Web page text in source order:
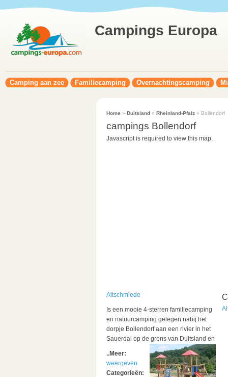
Campings Europa
Camping aan zee Familiecamping Overnachtingscamping
Home » Duitsland» Rheinland-Pfalz» Bollendorf
campings Bollendorf
Javascript is required to view this map.
Altschmiede
Is een mooie 4-sterren familiecamping
en natuurcamping gelegen nabij het
dorpje Bollendorf aan een rivier in het
Sauerdal op de grens van Duitsland en
..Meer:
weergeven
Categorieën: